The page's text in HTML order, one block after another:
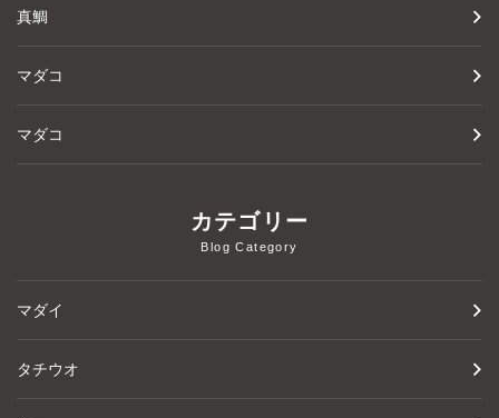
真鯛
マダコ
マダコ
カテゴリー
Blog Category
マダイ
タチウオ